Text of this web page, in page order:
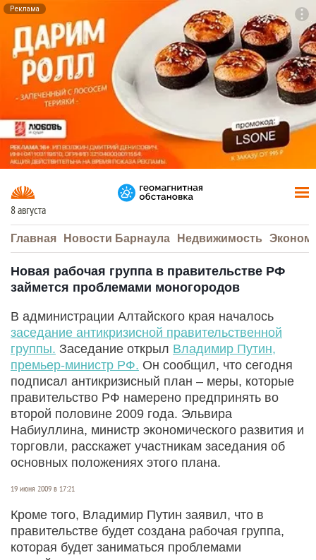
Реклама
8 августа
Главная Новости Барнаула Недвижимость
Новая рабочая группа в правительстве РФ
займется проблемами моногородов
В администрации Алтайского края началось
заседание антикризисной правительственной
группы. Заседание открыл Владимир Путин,
премьер-министр РФ. Он сообщил, что сегодня
подписал антикризисный план – меры, которые
правительство РФ намерено предпринять во
второй половине 2009 года. Эльвира
Набиуллина, министр экономического развития и
торговли, расскажет участникам заседания об
основных положениях этого плана.
19 июня 2009 в 17:21
Кроме того, Владимир Путин заявил, что в
правительстве будет создана рабочая группа,
которая будет заниматься проблемами